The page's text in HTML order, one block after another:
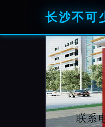
长沙不可